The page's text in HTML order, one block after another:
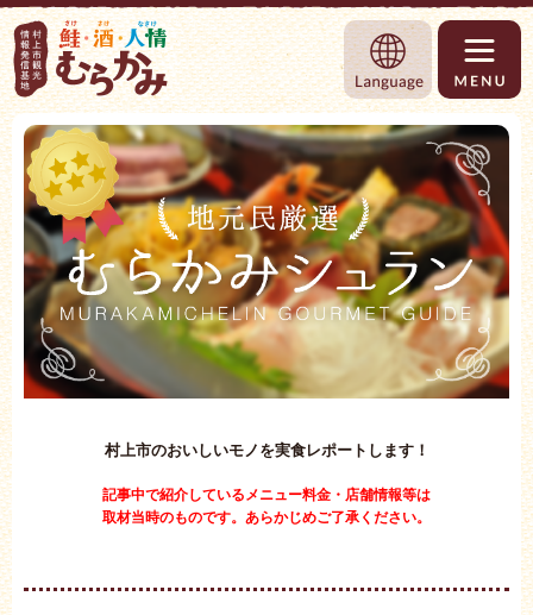
村上市観光情報総合サイト 村上市観光
Language
村上市のおいしいモノを実食レポートします！
記事中で紹介しているメニュー料金・店舗情報等は
取材当時のものです。あらかじめご了承ください。